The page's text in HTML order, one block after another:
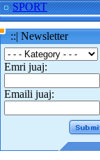
SPORT
::| Newsletter
Emri juaj:
Emaili juaj: